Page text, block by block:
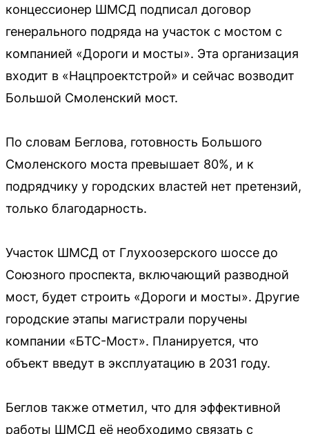
концессионер ШМСД подписал договор
генерального подряда на участок с мостом с
компанией «Дороги и мосты». Эта организация
входит в «Нацпроектстрой» и сейчас возводит
Большой Смоленский мост.
По словам Беглова, готовность Большого
Смоленского моста превышает 80%, и к
подрядчику у городских властей нет претензий,
только благодарность.
Участок ШМСД от Глухоозерского шоссе до
Союзного проспекта, включающий разводной
мост, будет строить «Дороги и мосты». Другие
городские этапы магистрали поручены
компании «БТС-Мост». Планируется, что
объект введут в эксплуатацию в 2031 году.
Беглов также отметил, что для эффективной
работы ШМСД её необходимо связать с